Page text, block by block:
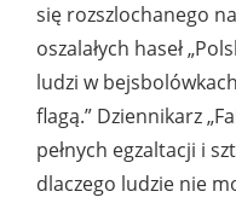
się rozszlochanego
oszalałych haseł
ludzi w
flagą.” Dziennikarz
pełnych egzaltacji i
dlaczego ludzie nie